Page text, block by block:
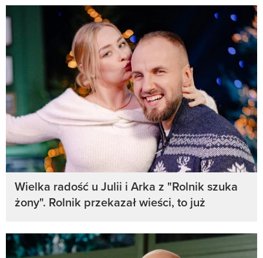
Wielka radość u Julii i Arka z "Rolnik szuka
żony". Rolnik przekazał wieści, to już